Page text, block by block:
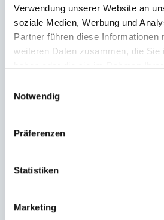
Verwendung unserer Website an
soziale Medien, Werbung und
Partner führen diese Informationen
weiteren Daten zusammen, die Sie
Notwendig
Präferenzen
Statistiken
Marketing